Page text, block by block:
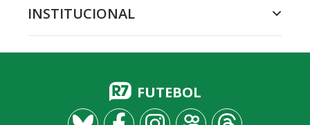
INSTITUCIONAL
FUTEBOL